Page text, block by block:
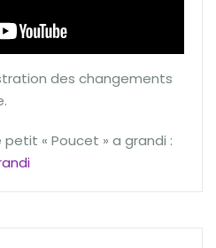
des changements
petit « Poucet » a grandi :